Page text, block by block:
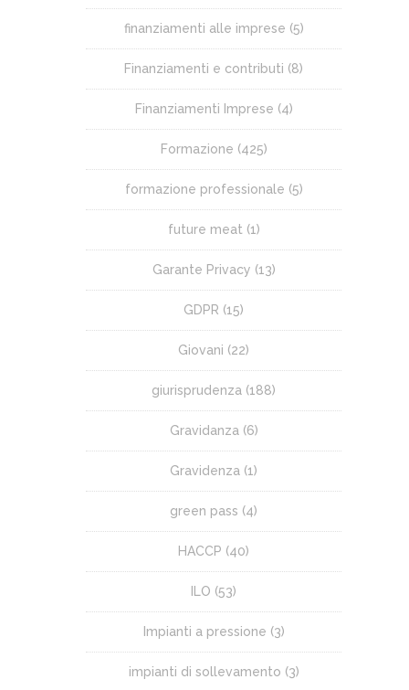
finanziamenti alle imprese (5)
Finanziamenti e contributi (8)
Finanziamenti Imprese (4)
Formazione (425)
formazione professionale (5)
future meat (1)
Garante Privacy (13)
GDPR (15)
Giovani (22)
giurisprudenza (188)
Gravidanza (6)
Gravidenza (1)
green pass (4)
HACCP (40)
ILO (53)
Impianti a pressione (3)
impianti di sollevamento (3)